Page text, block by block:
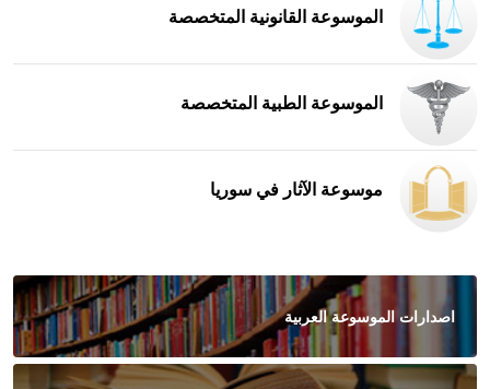
الموسوعة القانونية المتخصصة
الموسوعة الطبية المتخصصة
موسوعة الآثار في سوريا
اصدارات الموسوعة العربية